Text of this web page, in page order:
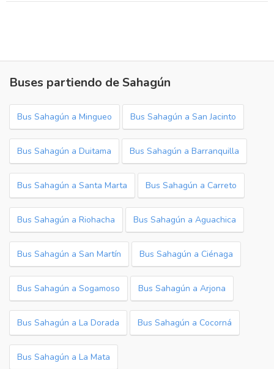
Buses partiendo de Sahagún
Bus Sahagún a Mingueo Bus Sahagún a San Jacinto
Bus Sahagún a Duitama Bus Sahagún a Barranquilla
Bus Sahagún a Santa Marta Bus Sahagún a Carreto
Bus Sahagún a Riohacha Bus Sahagún a Aguachica
Bus Sahagún a San Martín Bus Sahagún a Ciénaga
Bus Sahagún a Sogamoso Bus Sahagún a Arjona
Bus Sahagún a La Dorada Bus Sahagún a Cocorná
Bus Sahagún a La Mata